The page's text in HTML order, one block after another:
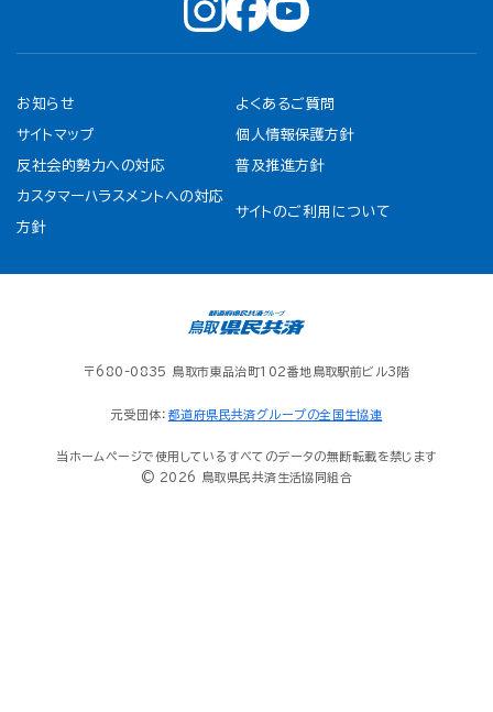
お知らせ よくあるご質問
サイトマップ 個人情報保護方針
反社会的勢力への対応 普及推進方針
カスタマーハラスメントへの対応
方針
サイトのご利用について
〒680-0835 鳥取市東品治町102番地鳥取駅前ビル3階
元受団体： 都道府県民共済グループの全国生協連
当ホームページで使用しているすべてのデータの無断転載を禁じます
© 2026 鳥取県民共済生活協同組合